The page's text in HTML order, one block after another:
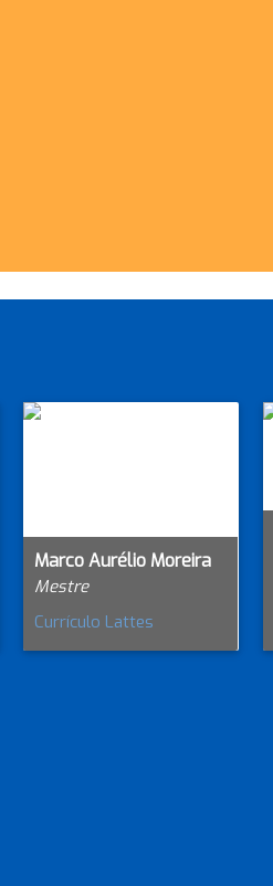
Marco Aurélio Moreira
Mestre
Currículo Lattes